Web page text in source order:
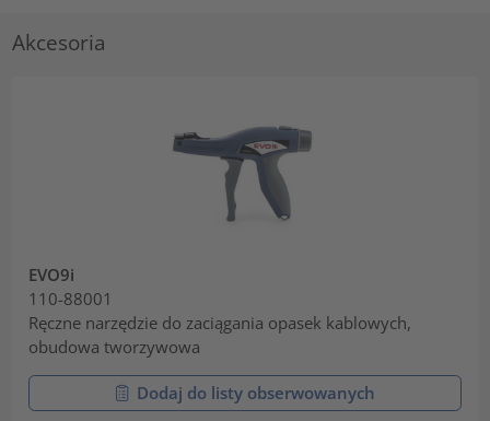
Akcesoria
EVO9i
110-88001
Ręczne narzędzie do zaciągania opasek kablowych,
obudowa tworzywowa
Dodaj do listy obserwowanych